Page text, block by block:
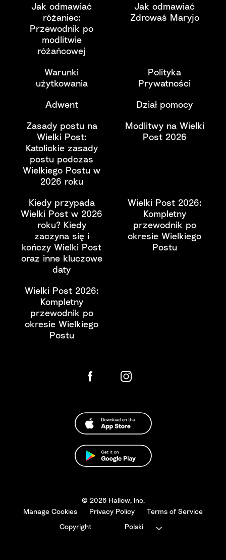
Jak odmawiać
różaniec:
Przewodnik po
modlitwie
różańcowej
Jak odmawiać
Zdrowaś Maryjo
Warunki
użytkowania
Polityka
Prywatności
Adwent
Dział pomocy
Zasady postu na
Wielki Post:
Katolickie zasady
postu podczas
Wielkiego Postu w
2026 roku
Modlitwy na Wielki
Post 2026
Kiedy przypada
Wielki Post w 2026
roku? Kiedy
zaczyna się i
kończy Wielki Post
oraz inne kluczowe
daty
Wielki Post 2026:
Kompletny
przewodnik po
okresie Wielkiego
Postu
Wielki Post 2026:
Kompletny
przewodnik po
okresie Wielkiego
Postu
© 2026 Hallow, Inc.
Manage Cookies
Privacy Policy
Terms of Service
Copyright
Polski